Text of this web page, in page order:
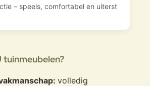
– speels, comfortabel en uiterst
tuinmeubelen?
volledig